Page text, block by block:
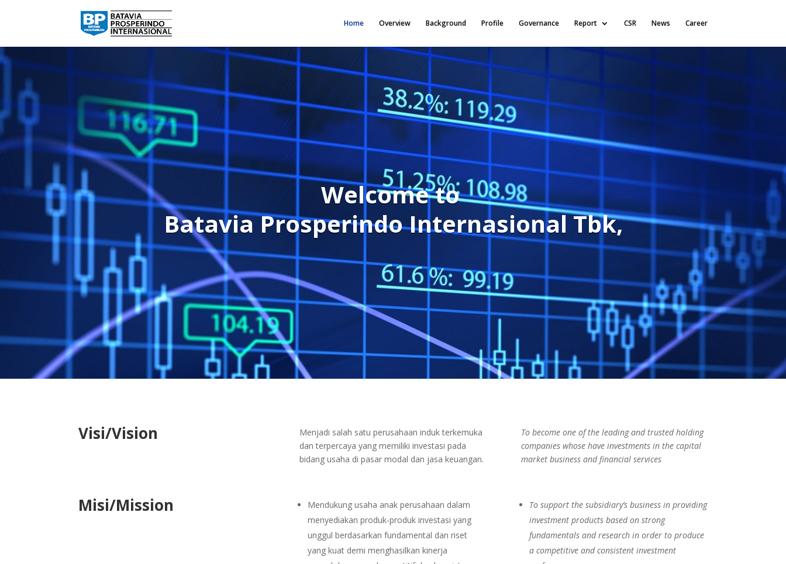
Home Overview Background Profile Governance Report CSR News Career
Welcome to
Batavia ProsperindoInternasional Tbk,
Visi/Vision
Menjadi salah satu perusahaan induk terkemuka
dan terpercaya yang memiliki investasi pada
bidang usaha di pasar modal dan jasa keuangan.
To become one of the leading and trusted holding
companies whose have investments in the capital
market business and financial services
Misi/Mission
Mendukung usaha anak perusahaan dalam
menyediakan produk-produk investasi yang
unggul berdasarkan fundamental dan riset
yang kuat demi menghasilkan kinerja
To support the subsidiary’s business in providing
investment products based on strong
fundamentals and research in order to produce
a competitive and consistent investment